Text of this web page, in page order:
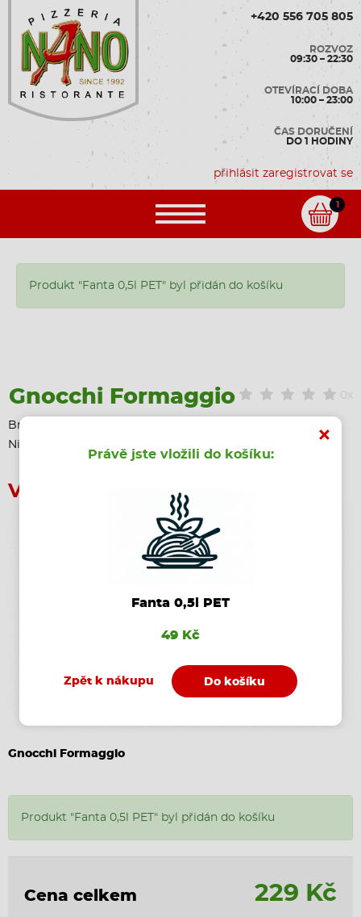
+420 556 705 805
ROZVOZ
09:30 – 22:30
OTEVÍRACÍ DOBA
10:00 – 23:00
ČAS DORUČENÍ
DO 1 HODINY
přihlásit zaregistrovat se
1
Produkt "Fanta 0,5l PET" byl přidán do košíku
0x
Gnocchi Formaggio
Bramborové noky, smetanová omáčka s Parmazánem,
Nivou a Mozzarellou
Vaše objednávka
Gnocchi Formaggio
Produkt "Fanta 0,5l PET" byl přidán do košíku
Cena celkem 229 Kč
Právě jste vložili do košíku:
Fanta 0,5l PET
49 Kč
Zpět k nákupu Do košíku